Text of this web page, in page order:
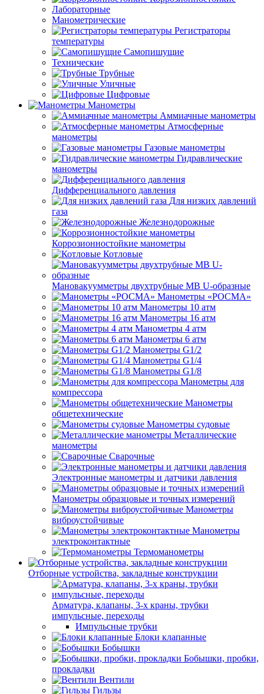
Лабораторные
Манометрические
Регистраторы
температуры
Самопишущие
Технические
Трубные
Уличные
Цифровые
Манометры
Аммиачные манометры
Атмосферные
манометры
Газовые манометры
Гидравлические
манометры
Дифференциального давления
Для низких давлений
газа
Железнодорожные
Коррозионностойкие манометры
Котловые
Мановакуумметры двухтрубные МВ U-образные
Манометры «РОСМА»
Манометры 10 атм
Манометры 16 атм
Манометры 4 атм
Манометры 6 атм
Манометры G1/2
Манометры G1/4
Манометры G1/8
Манометры для
компрессора
Манометры
общетехнические
Манометры судовые
Металлические
манометры
Сварочные
Электронные манометры и датчики давления
Манометры образцовые и точных измерений
Манометры
виброустойчивые
Манометры
электроконтактные
Термоманометры
Отборные устройства, закладные конструкции
Арматура, клапаны, 3-х краны, трубки
импульсные, переходы
Импульсные трубки
Блоки клапанные
Бобышки
Бобышки, пробки,
прокладки
Вентили
Гильзы